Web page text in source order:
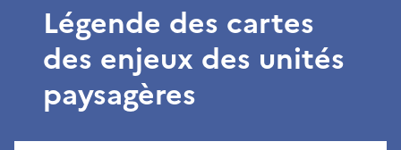
Légende des cartes
des enjeux des unités
paysagères